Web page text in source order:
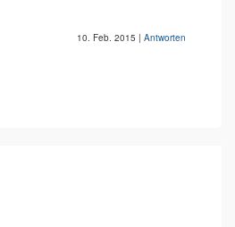
10. Feb. 2015 | Antworten